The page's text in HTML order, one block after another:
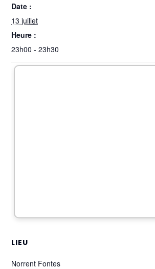
Date :
13 juillet
Heure :
23h00 - 23h30
LIEU
Norrent Fontes